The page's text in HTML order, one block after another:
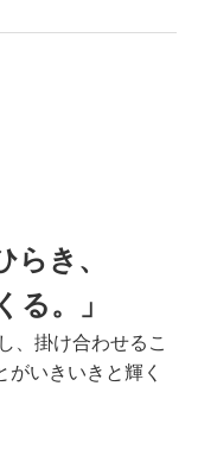
らき、
る。」
、掛け合わせるこ
がいきいきと輝く